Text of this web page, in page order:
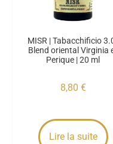
MISR | Tabacchificio
Blend oriental Virginia
Perique | 20 ml
8,80 €
Lire la suite